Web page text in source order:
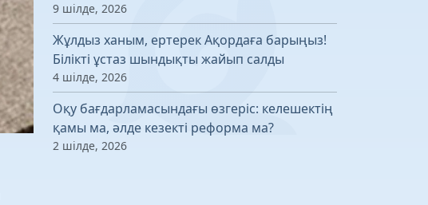
9 шілде, 2026
Жұлдыз ханым, ертерек Ақордаға барыңыз!
Білікті ұстаз шындықты жайып салды
4 шілде, 2026
Оқу бағдарламасындағы өзгеріс: келешектің
қамы ма, әлде кезекті реформа ма?
2 шілде, 2026